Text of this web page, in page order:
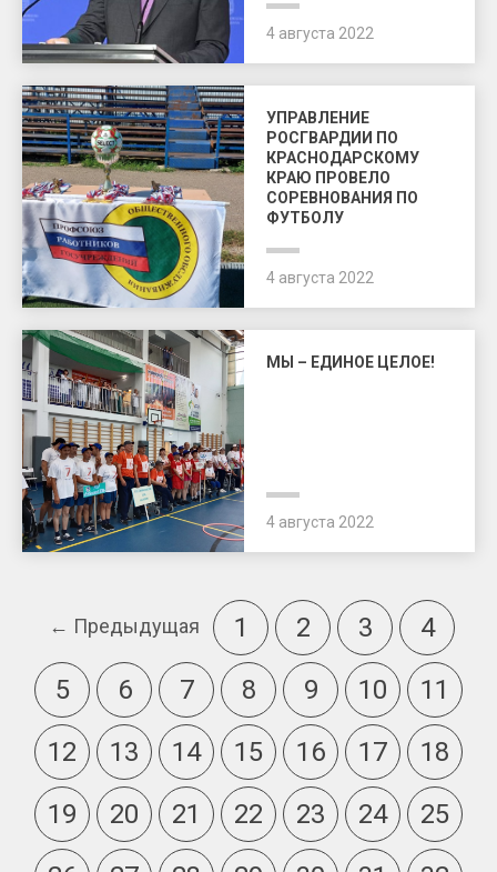
4 августа 2022
УПРАВЛЕНИЕ
РОСГВАРДИИ ПО
КРАСНОДАРСКОМУ
КРАЮ ПРОВЕЛО
СОРЕВНОВАНИЯ ПО
ФУТБОЛУ
4 августа 2022
МЫ – ЕДИНОЕ ЦЕЛОЕ!
4 августа 2022
← Предыдущая 1 2 3
4
5
6 7 8 9 10
11
12
13 14 15 16 17
18
19
20 21 22 23 24
25